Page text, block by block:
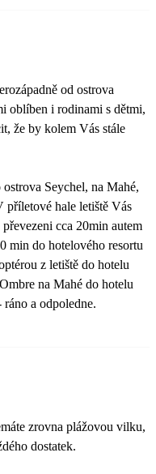
od ostrova
oblíben i rodinami s dětmi,
že by kolem Vás stále
Seychel, na Mahé,
příletové hale letiště Vás
cca 20min autem
min do hotelového resortu
z letiště do hotelu
na Mahé do hotelu
a odpoledne.
zrovna plážovou vilku,
dostatek.